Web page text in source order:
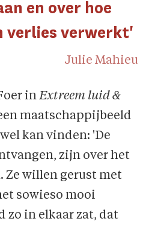
en over hoe
verlies verwerkt'
Julie Mahieu
inExtreem luid &
maatschappijbeeld
kan vinden: 'De
zijn over het
Ze willen gerust met
sowieso mooi
zo in elkaar zat, dat